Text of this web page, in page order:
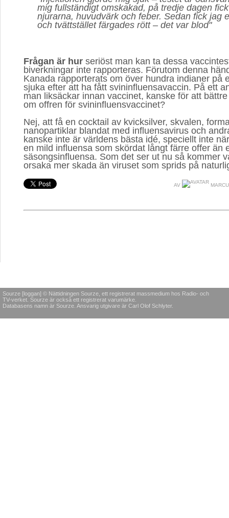
mig fullständigt omskakad, på tredje dagen
njurarna, huvudvärk och feber. Sedan fick jag
och tvättstället färgades rött – det var blod"
Frågan är hur seriöst man kan ta dessa
biverkningar inte rapporteras. Förutom denna
Kanada rapporterats om över hundra indianer på
sjuka efter att ha fått svininfluensavaccin. På ett
man liksäckar innan vaccinet, kanske för att
om offren för svininfluensvaccinet?
Nej, att få en cocktail av kvicksilver, skvalen,
nanopartiklar blandat med influensavirus och
kanske inte är världens bästa idé, speciellt inte
en mild influensa som skördat långt färre offer än
säsongsinfluensa. Som det ser ut nu så kommer
orsaka mer skada än viruset som sprids på
AV
Sourze [loggan] © Nättidningen Sourze, ett registrerat massmedium hos Radio- och
TV-verket. Sourze är också ett registrerat varumärke.
Databasens namn är Sourze. Ansvarig utgivare är Carl Olof Schlyter.